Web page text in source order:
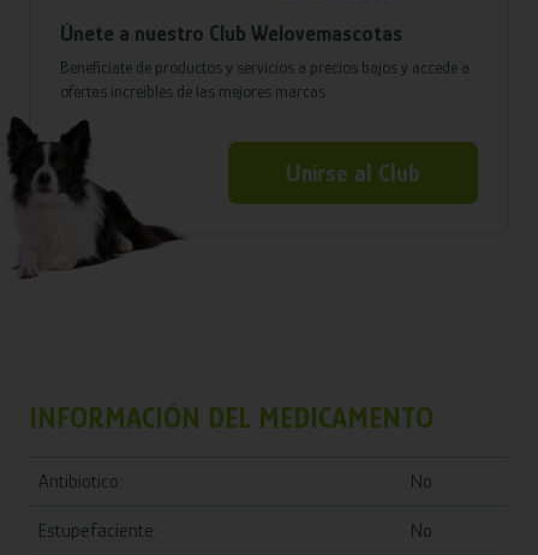
Únete a nuestro Club Welovemascotas
Benefíciate de productos y servicios a precios bajos y accede a
ofertas increíbles de las mejores marcas
Unirse al Club
INFORMACIÓN DEL MEDICAMENTO
Antibiotico: No
Estupefaciente: No